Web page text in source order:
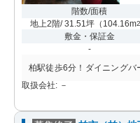
階数/面積
地上2階/ 31.51坪（ 104.16m2
敷金・保証金
-
柏駅徒歩6分！ダイニングバ
取扱会社: －